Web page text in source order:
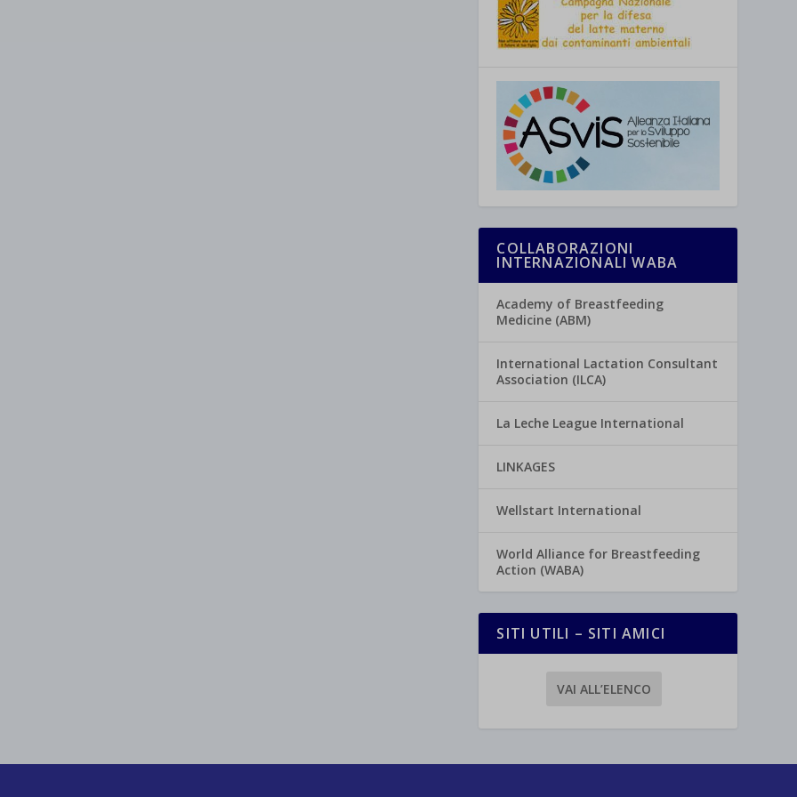
COLLABORAZIONI
INTERNAZIONALI WABA
Academy of Breastfeeding
Medicine (ABM)
International Lactation Consultant
Association (ILCA)
La Leche League International
LINKAGES
Wellstart International
World Alliance for Breastfeeding
Action (WABA)
SITI UTILI – SITI AMICI
VAI ALL’ELENCO